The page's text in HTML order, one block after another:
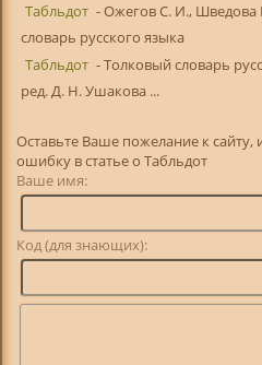
Табльдот - Ожегов С. И.,
словарь русского языка
Табльдот - Толковый словарь
ред. Д. Н. Ушакова ...
Оставьте Ваше пожелание к
ошибку в статье о Табльдот
Ваше имя:
Код (для знающих):